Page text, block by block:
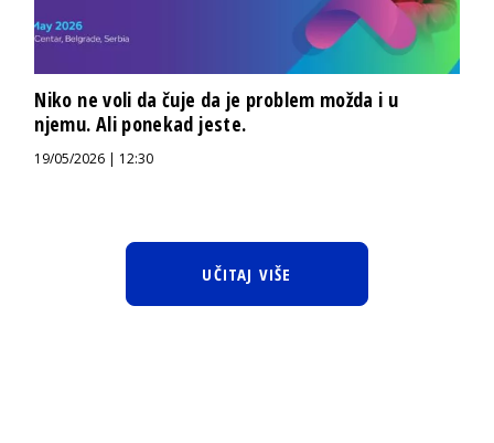
Niko ne voli da čuje da je problem možda i u
njemu. Ali ponekad jeste.
19/05/2026 | 12:30
UČITAJ VIŠE